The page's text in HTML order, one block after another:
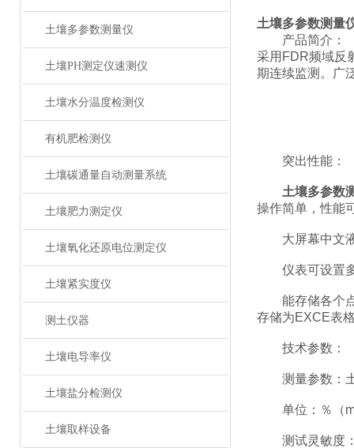
土壤多参数测量仪
土壤PH测定仪速测仪
土壤水分温度检测仪
有机肥检测仪
土壤碳通量自动测量系统
土壤肥力测定仪
土壤氧化还原电位测定仪
土壤紧实度仪
测土仪器
土壤电导率仪
土壤盐分检测仪
土壤取样设备
土壤多参数测量
产品简介：
采用FDR频域反
期连续监测。广
突出性能：
土壤多参数
操作简单，性能
大屏幕中文液
仪表可设置多
能存储各个点
存储为EXCE表
技术参数：
测量参数：土
单位：％（
测试灵敏度：